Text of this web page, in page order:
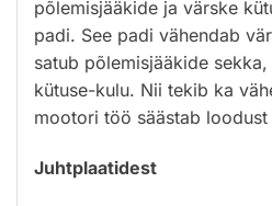
põlemisjääkide ja värske
padi. See padi vähendab
satub põlemisjääkide
kütuse-kulu. Nii tekib ka
mootori töö säästab loodust
Juhtplaatidest